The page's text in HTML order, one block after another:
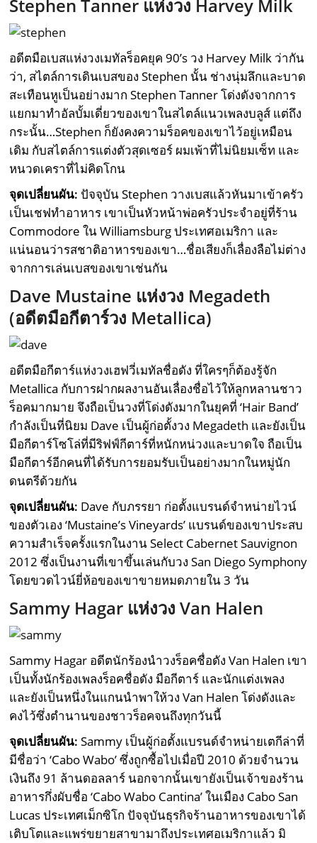
Stephen Tanner แห่งวง Harvey Milk
อดีตมือเบสแห่งวงเมทัลร็อคยุค 90’s วง Harvey Milk ว่ากัน
ว่า, สไตล์การเดินเบสของ Stephen นั้น ช่างนุ่มลึกและบาด
สะเทือนหูเป็นอย่างมาก Stephen Tanner โด่งดังจากการ
แยกมาทำอัลบั้มเดี่ยวของเขาในสไตล์แนวเพลงบลูส์ แต่ถึง
กระนั้น…Stephen ก็ยังคงความร็อคของเขาไว้อยู่เหมือน
เดิม กับสไตล์การแต่งตัวสุดเซอร์ ผมเพ้าที่ไม่นิยมเซ็ท และ
หนวดเคราที่ไม่คิดโกน
จุดเปลี่ยนผัน: ปัจจุบัน Stephen วางเบสแล้วหันมาเข้าครัว
เป็นเชฟทำอาหาร เขาเป็นหัวหน้าพ่อครัวประจำอยู่ที่ร้าน
Commodore ใน Williamsburg ประเทศอเมริกา และ
แน่นอนว่ารสชาติอาหารของเขา…ชื่อเสียงก็เลื่องลือไม่ต่าง
จากการเล่นเบสของเขาเช่นกัน
Dave Mustaine แห่งวง Megadeth
(อดีตมือกีตาร์วง Metallica)
อดีตมือกีตาร์แห่งวงเฮฟวี่เมทัลชื่อดัง ที่ใครๆก็ต้องรู้จัก
Metallica กับการฝากผลงานอันเลื่องชื่อไว้ให้ลูกหลานชาว
ร็อคมากมาย จึงถือเป็นวงที่โด่งดังมากในยุคที่ ‘Hair Band’
กำลังเป็นที่นิยม Dave เป็นผู้ก่อตั้งวง Megadeth และยังเป็น
มือกีตาร์โซโล่ที่มีริฟฟ์กีตาร์ที่หนักหน่วงและบาดใจ ถือเป็น
มือกีตาร์อีกคนที่ได้รับการยอมรับเป็นอย่างมากในหมู่นัก
ดนตรีด้วยกัน
จุดเปลี่ยนผัน: Dave กับภรรยา ก่อตั้งแบรนด์จำหน่ายไวน์
ของตัวเอง ‘Mustaine’s Vineyards’ แบรนด์ของเขาประสบ
ความสำเร็จครั้งแรกในงาน Select Cabernet Sauvignon
2012 ซึ่งเป็นงานที่เขาขึ้นเล่นกับวง San Diego Symphony
โดยขวดไวน์ยี่ห้อของเขาขายหมดภายใน 3 วัน
Sammy Hagar แห่งวง Van Halen
Sammy Hagar อดีตนักร้องนำวงร็อคชื่อดัง Van Halen เขา
เป็นทั้งนักร้องเพลงร็อคชื่อดัง มือกีตาร์ และนักแต่งเพลง
และยังเป็นหนึ่งในแกนนำพาให้วง Van Halen โด่งดังและ
คงไว้ซึ่งตำนานของชาวร็อคจนถึงทุกวันนี้
จุดเปลี่ยนผัน: Sammy เป็นผู้ก่อตั้งแบรนด์จำหน่ายเตกีล่าที่
มีชื่อว่า ‘Cabo Wabo’ ซึ่งถูกซื้อไปเมื่อปี 2010 ด้วยจำนวน
เงินถึง 91 ล้านดอลลาร์ นอกจากนั้นเขายังเป็นเจ้าของร้าน
อาหารกึ่งผับชื่อ ‘Cabo Wabo Cantina’ ในเมือง Cabo San
Lucas ประเทศเม็กซิโก ปัจจุบันธุรกิจร้านอาหารของเขาได้
เติบโตและแพร่ขยายสาขามาถึงประเทศอเมริกาแล้ว มิ